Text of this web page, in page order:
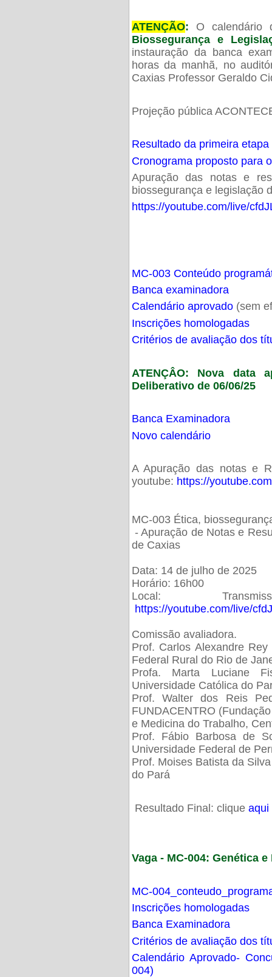
ATENÇÃO: O calendário
Biossegurança e
instauração da banca
horas da manhã, no
Caxias Professor Geraldo
Projeção pública
Resultado da primeira
Cronograma proposto para
Apuração das notas e
biossegurança e legislação
https://youtube.com/live/
MC-003 Conteúdo
Banca examinadora
Calendário aprovado(sem
Inscrições homologadas
Critérios de avaliação dos
ATENÇÂO: Nova data
Deliberativo de 06/06/25
Banca Examinadora
Novo calendário
A Apuração das notas e
youtube: https://
MC-003 Ética,
- Apuração de Notas e
de Caxias
Data: 14 de julho de 2025
Horário: 16h00
Local:
https://youtube.com/live/
Comissão avaliadora.
Prof. Carlos Alexandre
Federal Rural do Rio de
Profa. Marta Luciane
Universidade Católica do
Prof. Walter dos Reis
FUNDACENTRO
e Medicina do Trabalho,
Prof. Fábio Barbosa de
Universidade Federal de
Prof. Moises Batista da
do Pará
Resultado Final: clique aqui
Vaga - MC-004: Genética
MC-
Inscrições homologadas
Banca Examinadora
Critérios de avaliação dos
Calendário Aprovado-
004)